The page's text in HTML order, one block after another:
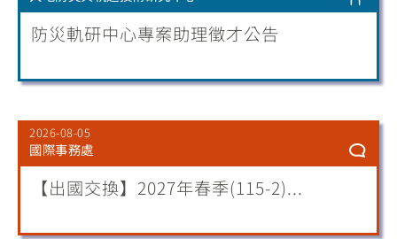
防災軌研中心專案助理徵才公告
2026-08-05
國際事務處
【出國交換】2027年春季(115-2)...